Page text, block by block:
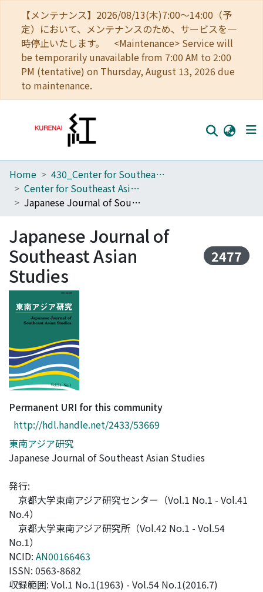
【メンテナンス】2026/08/13(木)7:00～14:00（予
定）において、メンテナンスのため、サービスを一
時停止いたします。 <Maintenance> Service will
be temporarily unavailable from 7:00 AM to 2:00
PM (tentative) on Thursday, August 13, 2026 due
to maintenance.
Home
Communities
Download Ranking
Access Statistics
Library Network
Home
430_Center for Southeast Asian Studies
Center for Southeast Asian Studies
Japanese Journal of Southeast Asian Studies
Japanese Journal of
Southeast Asian
Studies
2477
Permanent URI for this community
http://hdl.handle.net/2433/53669
東南アジア研究
Japanese Journal of Southeast Asian Studies
発行:
京都大学東南アジア研究センター（Vol.1 No.1 - Vol.41
No.4）
京都大学東南アジア研究所（Vol.42 No.1 - Vol.54
No.1）
NCID: AN00166463
ISSN: 0563-8682
収録範囲: Vol.1 No.1(1963) - Vol.54 No.1(2016.7)